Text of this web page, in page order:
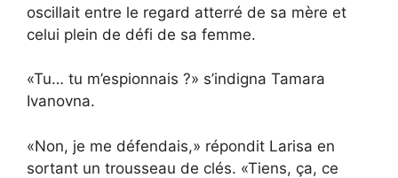
oscillait entre le regard atterré de sa mère et
celui plein de défi de sa femme.
«Tu… tu m’espionnais ?» s’indigna Tamara
Ivanovna.
«Non, je me défendais,» répondit Larisa en
sortant un trousseau de clés. «Tiens, ça, ce